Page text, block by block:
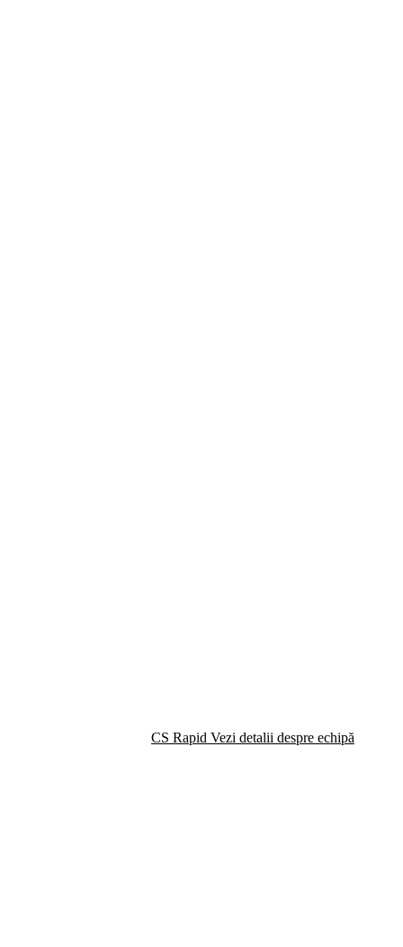
CS Rapid Vezi detalii despre echipă